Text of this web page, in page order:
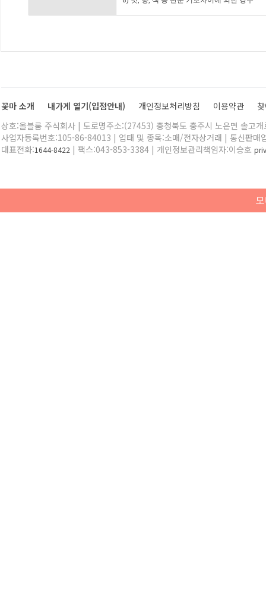
꽃마 소개 내가게 열기(입점안내) 개인정보처리방침 이용약관
상호:올블룸 주식회사 | 도로명주소:(27453) 충청북도 충주시 노은면 솔고
사업자등록번호:105-86-84013 | 업태 및 종목:소매/전자상거래 | 통신판매
대표전화:1644-8422 | 팩스:043-853-3384 | 개인정보관리책임자:이승호